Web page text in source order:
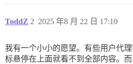
ToddZ 2025 年8 月 22 日 17:10
2
我有一个小小的愿望。有些用户代
标悬停在上面就看不到全部内容。